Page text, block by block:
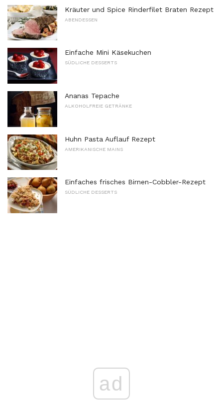
Kräuter und Spice Rinderfilet Braten Rezept
ABENDESSEN
Einfache Mini Käsekuchen
SÜDLICHE DESSERTS
Ananas Tepache
ALKOHOLFREIE GETRÄNKE
Huhn Pasta Auflauf Rezept
AMERIKANISCHE MAINS
Einfaches frisches Birnen-Cobbler-Rezept
SÜDLICHE DESSERTS
ad